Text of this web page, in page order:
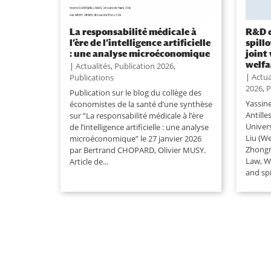
La responsabilité médicale à
l’ère de l’intelligence artificielle
: une analyse microéconomique
| Actualités, Publication 2026,
Publications
Publication sur le blog du collège des
économistes de la santé d’une synthèse
sur “La responsabilité médicale à l’ère
de l’intelligence artificielle : une analyse
microéconomique” le 27 janvier 2026
par Bertrand CHOPARD, Olivier MUSY.
Article de...
R&D
joint
|
2026,
Liu
Law,
and